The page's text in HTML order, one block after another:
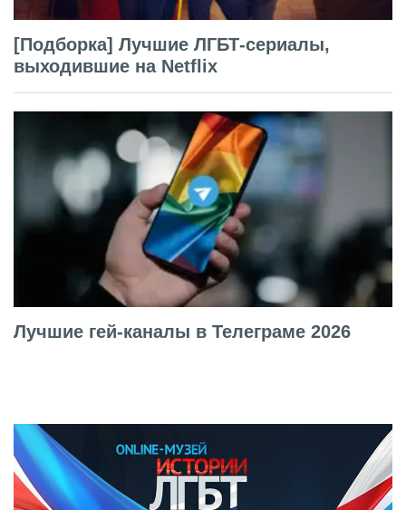
[Подборка] Лучшие ЛГБТ-сериалы,
выходившие на Netflix
Лучшие гей-каналы в Телеграме 2026